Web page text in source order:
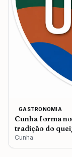
GASTRONOMIA
Cunha forma
tradição do
Cunha